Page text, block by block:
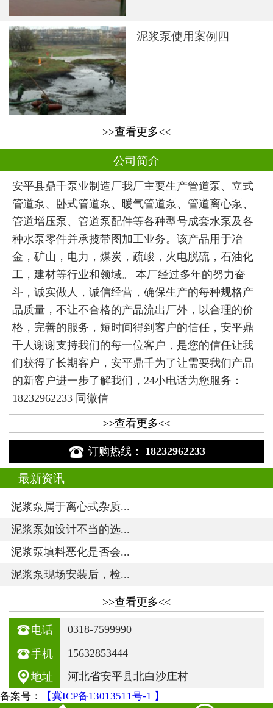
泥浆泵使用案例四
>>查看更多<<
公司简介
安平县鼎千泵业制造厂我厂主要生产管道泵、立式
管道泵、卧式管道泵、暖气管道泵、管道离心泵、
管道增压泵、管道泵配件等各种型号成套水泵及各
种水泵零件并承揽带图加工业务。该产品用于冶
金，矿山，电力，煤炭，疏峻，火电脱硫，石油化
工，建材等行业和领域。 本厂经过多年的努力奋
斗，诚实做人，诚信经营，确保生产的每种规格产
品质量，不让不合格的产品流出厂外，以合理的价
格，完善的服务，短时间得到客户的信任，安平鼎
千人谢谢支持我们的每一位客户，是您的信任让我
们获得了长期客户，安平鼎千为了让需要我们产品
的新客户进一步了解我们，24小电话为您服务：
18232962233 同微信
>>查看更多<<
 订购热线： 18232962233
最新资讯
泥浆泵属于离心式杂质...
泥浆泵如设计不当的选...
泥浆泵填料恶化是否会...
泥浆泵现场安装后，检...
>>查看更多<<
电话 0318-7599990
手机 15632853444
地址 河北省安平县北白沙庄村
备案号： 【冀ICP备13013511号-1 】